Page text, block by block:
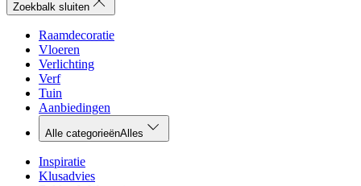
Zoekbalk sluiten
Raamdecoratie
Vloeren
Verlichting
Verf
Tuin
Aanbiedingen
Alle categorieënAlles
Inspiratie
Klusadvies